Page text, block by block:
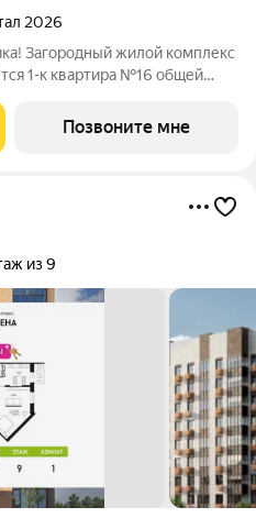
2026
Загородный жилой комплекс
1-к квартира №16 общей
Для создания
Позвоните мне
из 9